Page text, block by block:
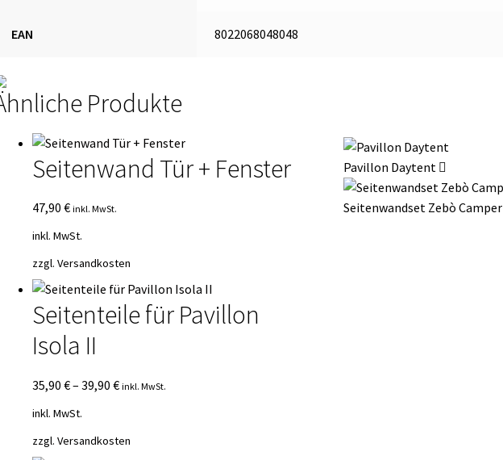
EAN 8022068048048
Produkte
Seitenwand Tür + Fenster
47,90 € inkl. MwSt.
inkl. MwSt.
zzgl. Versandkosten
Seitenteile für Pavillon
Isola II
35,90 €– 39,90 € inkl. MwSt.
inkl. MwSt.
zzgl. Versandkosten
Pavillon Daytent
Seitenwandset Zebò Camper